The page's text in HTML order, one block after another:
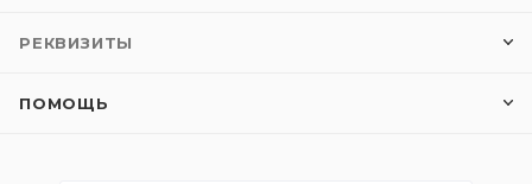
РЕКВИЗИТЫ
ПОМОЩЬ